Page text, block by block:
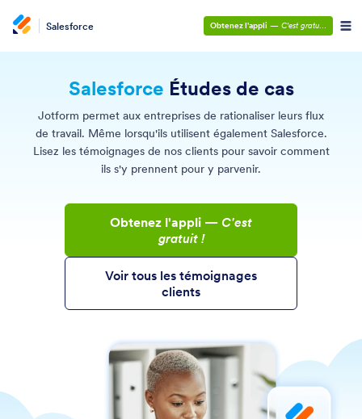
Salesforce Obtenez l'appli — C'est gratuit !
Salesforce Études de cas
Jotform permet aux entreprises de rationaliser leurs flux
de travail. Même lorsqu'ils utilisent également Salesforce.
Lisez les témoignages de nos clients pour savoir comment
ils s'y prennent pour y parvenir.
Obtenez l'appli — C'est
gratuit !
Voir tous les témoignages
clients